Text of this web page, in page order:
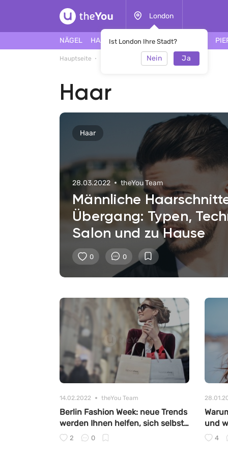
London
Ist London Ihre Stadt?
Nein Ja
NÄGEL HAARE GESICHT TÄTOWIERUNG
Hauptseite Haar
Haar
Haar
28.03.2022 theYou Team
Männliche
Übergang: Typen,
Salon und zu Hause
0 0
14.02.2022 theYou Team
Berlin Fashion Week: neue Trends
werden Ihnen helfen, sich selbst
pur zu erleben
2 0
und
4